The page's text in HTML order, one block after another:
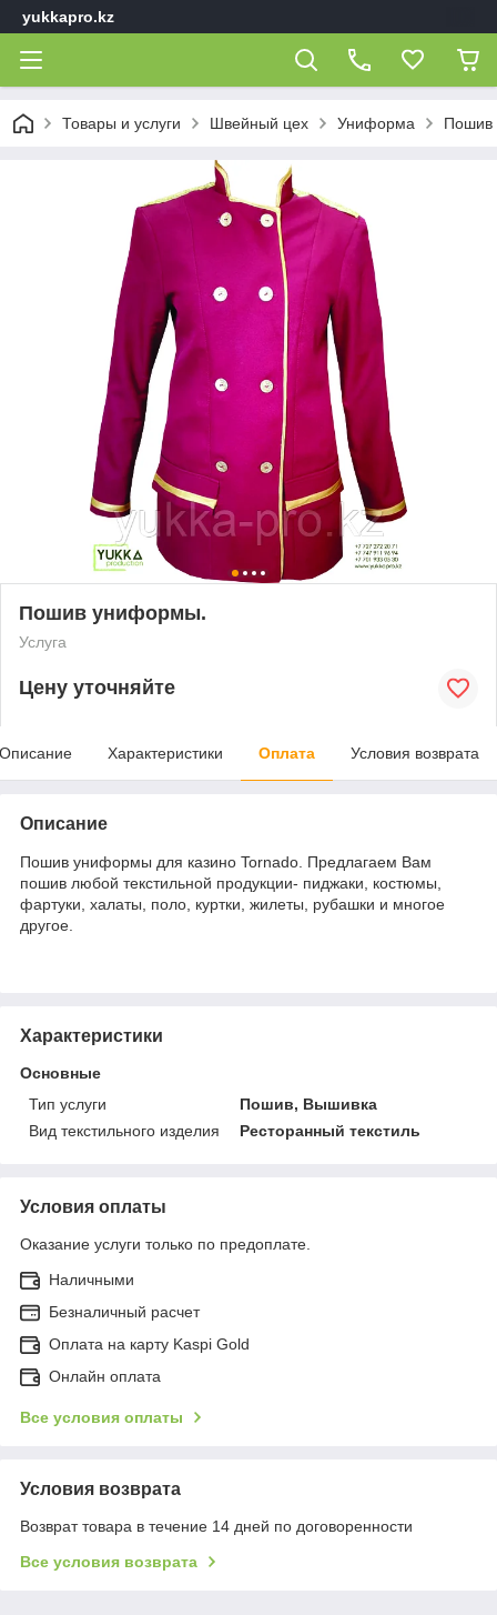
yukkapro.kz
Товары и услуги Швейный цех Униформа Пошив
Пошив униформы.
Услуга
Цену уточняйте
Описание Характеристики Оплата Условия возврата
Описание
Пошив униформы для казино Tornado. Предлагаем Вам
пошив любой текстильной продукции- пиджаки, костюмы,
фартуки, халаты, поло, куртки, жилеты, рубашки и многое
другое.
Характеристики
Основные
Тип услуги
Пошив, Вышивка
Вид текстильного изделия
Ресторанный текстиль
Условия оплаты
Оказание услуги только по предоплате.
Наличными
Безналичный расчет
Оплата на карту Kaspi Gold
Онлайн оплата
Все условия оплаты
Условия возврата
Возврат товара в течение 14 дней по договоренности
Все условия возврата